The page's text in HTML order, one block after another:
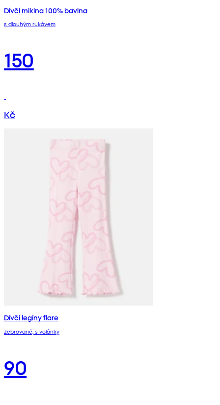
Dívčí mikina 100% bavlna
s dlouhým rukávem
150
Kč
Dívčí legíny flare
žebrované, s volánky
90